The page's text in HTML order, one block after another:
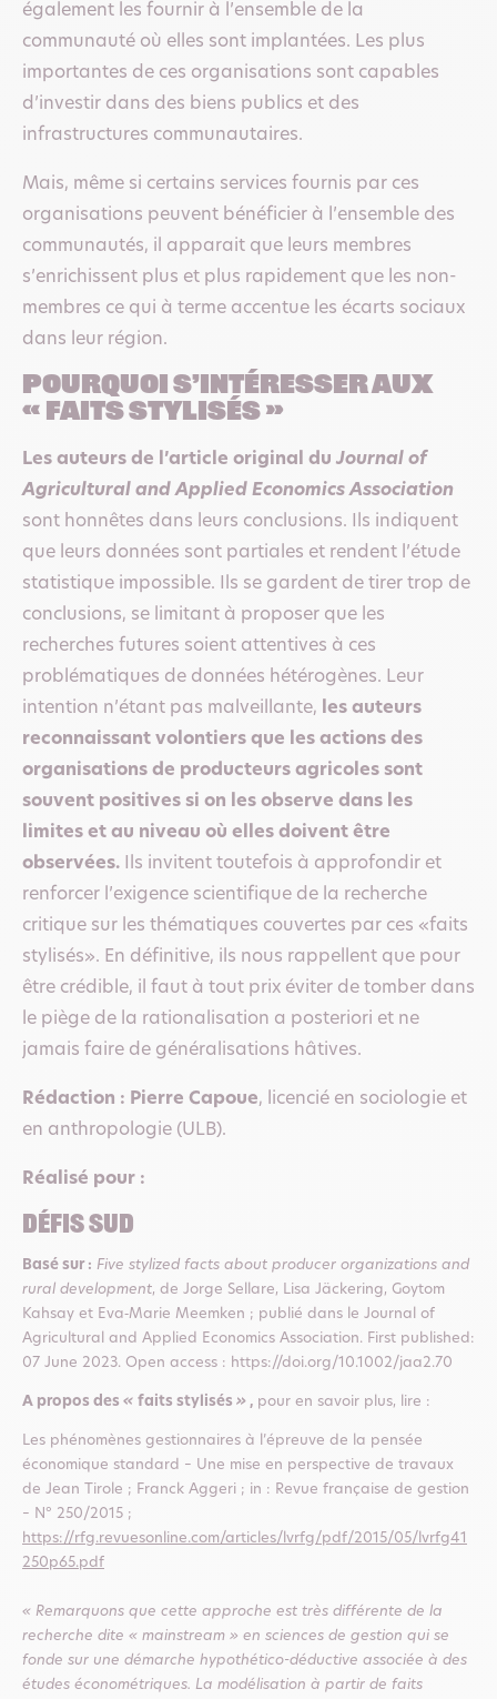
également les fournir à l’ensemble de la
communauté où elles sont implantées. Les plus
importantes de ces organisations sont capables
d’investir dans des biens publics et des
infrastructures communautaires.
Mais, même si certains services fournis par ces
organisations peuvent bénéficier à l’ensemble des
communautés, il apparait que leurs membres
s’enrichissent plus et plus rapidement que les non-
membres ce qui à terme accentue les écarts sociaux
dans leur région.
Pourquoi s’intéresser aux
« faits stylisés »
Les auteurs de l’article original du Journal of
Agricultural and Applied Economics Association
sont honnêtes dans leurs conclusions. Ils indiquent
que leurs données sont partiales et rendent l’étude
statistique impossible. Ils se gardent de tirer trop de
conclusions, se limitant à proposer que les
recherches futures soient attentives à ces
problématiques de données hétérogènes. Leur
intention n’étant pas malveillante,
les auteurs
reconnaissant volontiers que les actions des
organisations de producteurs agricoles sont
souvent positives si on les observe dans les
limites et au niveau où elles doivent être
observées. Ils invitent toutefois à approfondir et
renforcer l’exigence scientifique de la recherche
critique sur les thématiques couvertes par ces «faits
stylisés». En définitive, ils nous rappellent que pour
être crédible, il faut à tout prix éviter de tomber dans
le piège de la rationalisation a posteriori et ne
jamais faire de généralisations hâtives.
Rédaction : Pierre Capoue, licencié en sociologie et
en anthropologie (ULB).
Réalisé pour :
Défis Sud
Basé sur : Five stylized facts about producer organizations and
rural development, de Jorge Sellare, Lisa Jäckering, Goytom
Kahsay et Eva‐Marie Meemken ; publié dans le Journal of
Agricultural and Applied Economics Association. First published:
07 June 2023. Open access : https://doi.org/10.1002/jaa2.70
A propos des « faits stylisés » , pour en savoir plus, lire :
Les phénomènes gestionnaires à l’épreuve de la pensée
économique standard – Une mise en perspective de travaux
de Jean Tirole ; Franck Aggeri ; in : Revue française de gestion
– N° 250/2015 ;
https://rfg.revuesonline.com/articles/lvrfg/pdf/2015/05/lvrfg41
250p65.pdf
« Remarquons que cette approche est très différente de la
recherche dite « mainstream » en sciences de gestion qui se
fonde sur une démarche hypothético-déductive associée à des
études économétriques. La modélisation à partir de faits